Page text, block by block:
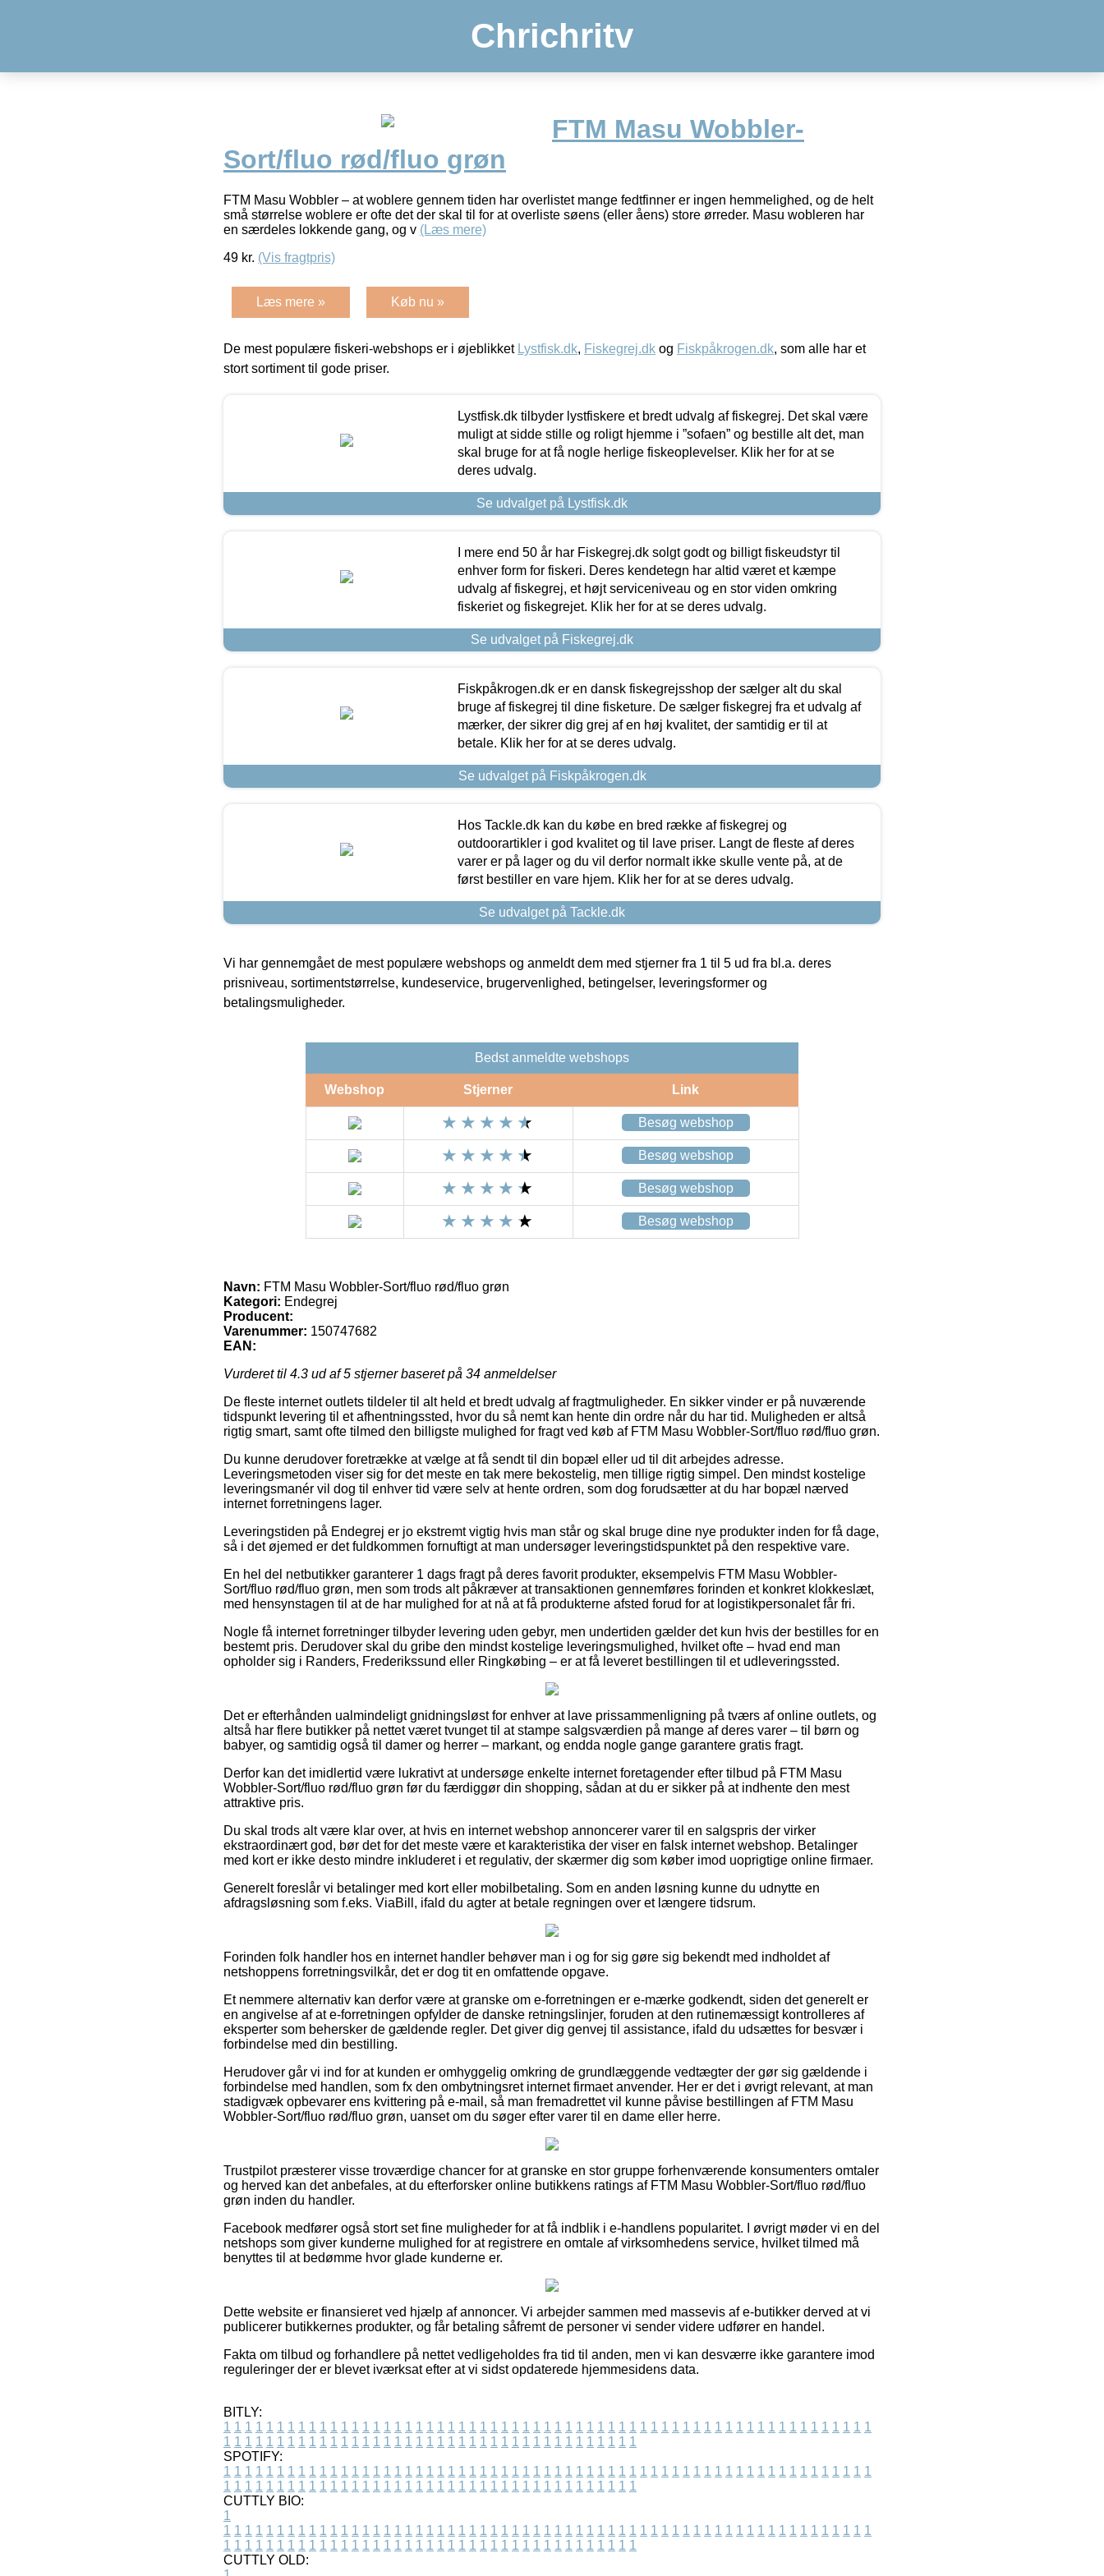
Chrichritv
FTM Masu Wobbler-
Sort/fluo rød/fluo grøn
FTM Masu Wobbler – at woblere gennem tiden har overlistet mange fedtfinner er ingen hemmelighed, og de helt
små størrelse woblere er ofte det der skal til for at overliste søens (eller åens) store ørreder. Masu wobleren har
en særdeles lokkende gang, og v (Læs mere)
49 kr. (Vis fragtpris)
Læs mere » Køb nu »
De mest populære fiskeri-webshops er i øjeblikket Lystfisk.dk, Fiskegrej.dk og Fiskpåkrogen.dk, som alle har et
stort sortiment til gode priser.
Lystfisk.dk tilbyder lystfiskere et bredt udvalg af fiskegrej. Det skal være
muligt at sidde stille og roligt hjemme i ”sofaen” og bestille alt det, man
skal bruge for at få nogle herlige fiskeoplevelser. Klik her for at se
deres udvalg.
Se udvalget på Lystfisk.dk
I mere end 50 år har Fiskegrej.dk solgt godt og billigt fiskeudstyr til
enhver form for fiskeri. Deres kendetegn har altid været et kæmpe
udvalg af fiskegrej, et højt serviceniveau og en stor viden omkring
fiskeriet og fiskegrejet. Klik her for at se deres udvalg.
Se udvalget på Fiskegrej.dk
Fiskpåkrogen.dk er en dansk fiskegrejsshop der sælger alt du skal
bruge af fiskegrej til dine fisketure. De sælger fiskegrej fra et udvalg af
mærker, der sikrer dig grej af en høj kvalitet, der samtidig er til at
betale. Klik her for at se deres udvalg.
Se udvalget på Fiskpåkrogen.dk
Hos Tackle.dk kan du købe en bred række af fiskegrej og
outdoorartikler i god kvalitet og til lave priser. Langt de fleste af deres
varer er på lager og du vil derfor normalt ikke skulle vente på, at de
først bestiller en vare hjem. Klik her for at se deres udvalg.
Se udvalget på Tackle.dk
Vi har gennemgået de mest populære webshops og anmeldt dem med stjerner fra 1 til 5 ud fra bl.a. deres
prisniveau, sortimentstørrelse, kundeservice, brugervenlighed, betingelser, leveringsformer og
betalingsmuligheder.
Bedst anmeldte webshops
Webshop Stjerner Link
Besøg webshop
Besøg webshop
Besøg webshop
Besøg webshop
Navn: FTM Masu Wobbler-Sort/fluo rød/fluo grøn
Kategori: Endegrej
Producent:
Varenummer: 150747682
EAN:
Vurderet til 4.3 ud af 5 stjerner baseret på 34 anmeldelser
De fleste internet outlets tildeler til alt held et bredt udvalg af fragtmuligheder. En sikker vinder er på nuværende
tidspunkt levering til et afhentningssted, hvor du så nemt kan hente din ordre når du har tid. Muligheden er altså
rigtig smart, samt ofte tilmed den billigste mulighed for fragt ved køb af FTM Masu Wobbler-Sort/fluo rød/fluo grøn.
Du kunne derudover foretrække at vælge at få sendt til din bopæl eller ud til dit arbejdes adresse.
Leveringsmetoden viser sig for det meste en tak mere bekostelig, men tillige rigtig simpel. Den mindst kostelige
leveringsmanér vil dog til enhver tid være selv at hente ordren, som dog forudsætter at du har bopæl nærved
internet forretningens lager.
Leveringstiden på Endegrej er jo ekstremt vigtig hvis man står og skal bruge dine nye produkter inden for få dage,
så i det øjemed er det fuldkommen fornuftigt at man undersøger leveringstidspunktet på den respektive vare.
En hel del netbutikker garanterer 1 dags fragt på deres favorit produkter, eksempelvis FTM Masu Wobbler-
Sort/fluo rød/fluo grøn, men som trods alt påkræver at transaktionen gennemføres forinden et konkret klokkeslæt,
med hensynstagen til at de har mulighed for at nå at få produkterne afsted forud for at logistikpersonalet får fri.
Nogle få internet forretninger tilbyder levering uden gebyr, men undertiden gælder det kun hvis der bestilles for en
bestemt pris. Derudover skal du gribe den mindst kostelige leveringsmulighed, hvilket ofte – hvad end man
opholder sig i Randers, Frederikssund eller Ringkøbing – er at få leveret bestillingen til et udleveringssted.
Det er efterhånden ualmindeligt gnidningsløst for enhver at lave prissammenligning på tværs af online outlets, og
altså har flere butikker på nettet været tvunget til at stampe salgsværdien på mange af deres varer – til børn og
babyer, og samtidig også til damer og herrer – markant, og endda nogle gange garantere gratis fragt.
Derfor kan det imidlertid være lukrativt at undersøge enkelte internet foretagender efter tilbud på FTM Masu
Wobbler-Sort/fluo rød/fluo grøn før du færdiggør din shopping, sådan at du er sikker på at indhente den mest
attraktive pris.
Du skal trods alt være klar over, at hvis en internet webshop annoncerer varer til en salgspris der virker
ekstraordinært god, bør det for det meste være et karakteristika der viser en falsk internet webshop. Betalinger
med kort er ikke desto mindre inkluderet i et regulativ, der skærmer dig som køber imod uoprigtige online firmaer.
Generelt foreslår vi betalinger med kort eller mobilbetaling. Som en anden løsning kunne du udnytte en
afdragsløsning som f.eks. ViaBill, ifald du agter at betale regningen over et længere tidsrum.
Forinden folk handler hos en internet handler behøver man i og for sig gøre sig bekendt med indholdet af
netshoppens forretningsvilkår, det er dog tit en omfattende opgave.
Et nemmere alternativ kan derfor være at granske om e-forretningen er e-mærke godkendt, siden det generelt er
en angivelse af at e-forretningen opfylder de danske retningslinjer, foruden at den rutinemæssigt kontrolleres af
eksperter som behersker de gældende regler. Det giver dig genvej til assistance, ifald du udsættes for besvær i
forbindelse med din bestilling.
Herudover går vi ind for at kunden er omhyggelig omkring de grundlæggende vedtægter der gør sig gældende i
forbindelse med handlen, som fx den ombytningsret internet firmaet anvender. Her er det i øvrigt relevant, at man
stadigvæk opbevarer ens kvittering på e-mail, så man fremadrettet vil kunne påvise bestillingen af FTM Masu
Wobbler-Sort/fluo rød/fluo grøn, uanset om du søger efter varer til en dame eller herre.
Trustpilot præsterer visse troværdige chancer for at granske en stor gruppe forhenværende konsumenters omtaler
og herved kan det anbefales, at du efterforsker online butikkens ratings af FTM Masu Wobbler-Sort/fluo rød/fluo
grøn inden du handler.
Facebook medfører også stort set fine muligheder for at få indblik i e-handlens popularitet. I øvrigt møder vi en del
netshops som giver kunderne mulighed for at registrere en omtale af virksomhedens service, hvilket tilmed må
benyttes til at bedømme hvor glade kunderne er.
Dette website er finansieret ved hjælp af annoncer. Vi arbejder sammen med massevis af e-butikker derved at vi
publicerer butikkernes produkter, og får betaling såfremt de personer vi sender videre udfører en handel.
Fakta om tilbud og forhandlere på nettet vedligeholdes fra tid til anden, men vi kan desværre ikke garantere imod
reguleringer der er blevet iværksat efter at vi sidst opdaterede hjemmesidens data.
BITLY:
1 1 1 1 1 1 1 1 1 1 1 1 1 1 1 1 1 1 1 1 1 1 1 1 1 1 1 1 1 1 1 1 1 1 1 1 1 1 1 1 1 1 1 1 1 1 1 1 1 1 1 1 1 1 1 1 1 1 1 1 1
1 1 1 1 1 1 1 1 1 1 1 1 1 1 1 1 1 1 1 1 1 1 1 1 1 1 1 1 1 1 1 1 1 1 1 1 1 1 1
SPOTIFY:
1 1 1 1 1 1 1 1 1 1 1 1 1 1 1 1 1 1 1 1 1 1 1 1 1 1 1 1 1 1 1 1 1 1 1 1 1 1 1 1 1 1 1 1 1 1 1 1 1 1 1 1 1 1 1 1 1 1 1 1 1
1 1 1 1 1 1 1 1 1 1 1 1 1 1 1 1 1 1 1 1 1 1 1 1 1 1 1 1 1 1 1 1 1 1 1 1 1 1 1
CUTTLY BIO:
1
1 1 1 1 1 1 1 1 1 1 1 1 1 1 1 1 1 1 1 1 1 1 1 1 1 1 1 1 1 1 1 1 1 1 1 1 1 1 1 1 1 1 1 1 1 1 1 1 1 1 1 1 1 1 1 1 1 1 1 1 1
1 1 1 1 1 1 1 1 1 1 1 1 1 1 1 1 1 1 1 1 1 1 1 1 1 1 1 1 1 1 1 1 1 1 1 1 1 1 1
CUTTLY OLD: